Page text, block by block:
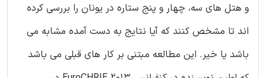
و هتل های سه، چهار و پنج ستاره در یونان را بررسی کرده
اند تا مشخص کنند که آیا نتایج به دست آمده مشابه می
باشد یا خیر. این مطالعه مبتنی بر کار های قبلی می باشد